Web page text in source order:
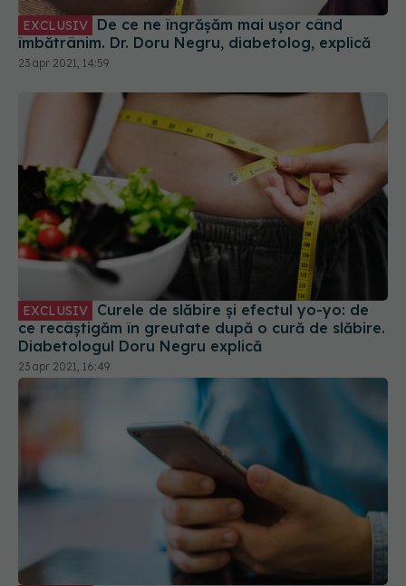
EXCLUSIV
îmbătrânim. Dr. Doru Negru, diabetolog, explică
23 apr 2021, 14:59
EXCLUSIV
ce recâștigăm în greutate după o cură de slăbire.
Diabetologul Doru Negru explică
23 apr 2021, 16:49